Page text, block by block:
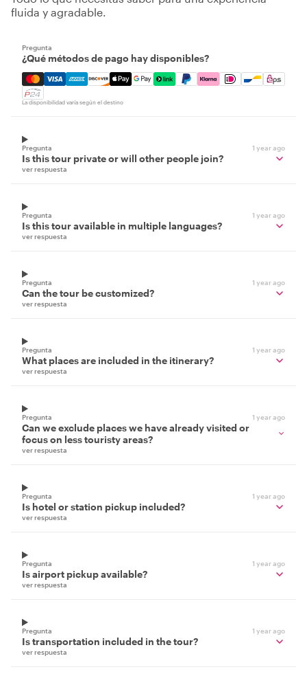
fluida y agradable.
Pregunta
¿Qué métodos de pago hay disponibles?
Mastercard, Visa, Amex, Discover, Apple Pay, Google
La disponibilidad varía según el destino
Pregunta 1 year ago
Is this tour private or will other people join?
ver respuesta
Pregunta 1 year ago
Is this tour available in multiple languages?
ver respuesta
Pregunta 1 year ago
Can the tour be customized?
ver respuesta
Pregunta 1 year ago
What places are included in the itinerary?
ver respuesta
Pregunta 1 year ago
Can we exclude places we have already visited or
focus on less touristy areas?
ver respuesta
Pregunta 1 year ago
Is hotel or station pickup included?
ver respuesta
Pregunta 1 year ago
Is airport pickup available?
ver respuesta
Pregunta 1 year ago
Is transportation included in the tour?
ver respuesta